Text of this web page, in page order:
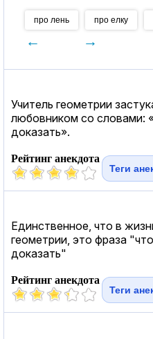
про лень про елку
← →
Учитель геометрии
любовником со словами:
доказать».
Рейтинг анекдота
Теги
Единственное, что в
геометрии, это фраза
доказать"
Рейтинг анекдота
Теги